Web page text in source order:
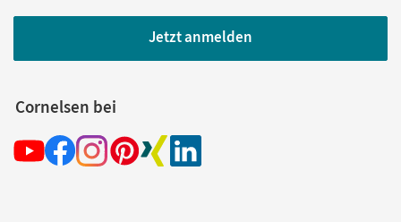
Jetzt anmelden
Cornelsen bei